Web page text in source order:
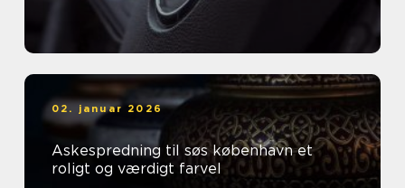
02. januar 2026
Askespredning til søs københavn et
roligt og værdigt farvel